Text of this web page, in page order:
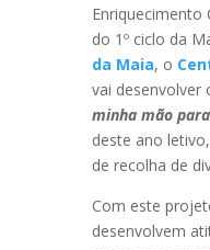
Enriquecimento
do 1º ciclo da
da Maia, o
vai desenvolver
minha mão
deste ano
de recolha de
Com este
desenvolvem